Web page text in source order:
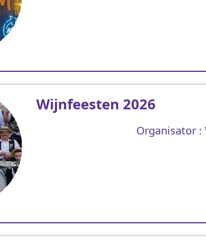
Wijnfeesten 2026
Organisator :